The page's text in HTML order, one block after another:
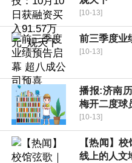
[10-13]
前三季度业
[10-13]
播报:济南
梅开二度球
[10-13]
【热闻】
线上的人文